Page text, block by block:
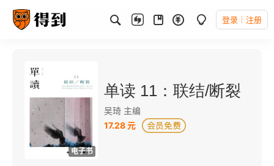
登录 注册
电子书
单读 11：联结/断裂
吴琦 主编
17.28 元